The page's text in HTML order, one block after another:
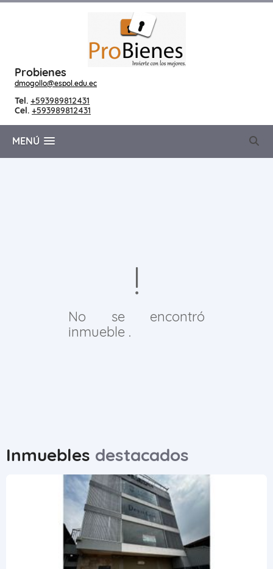
Probienes
dmogollo@espol.edu.ec
Tel. +593989812431
Cel. +593989812431
MENÚ
No se encontró
inmueble .
Inmuebles destacados